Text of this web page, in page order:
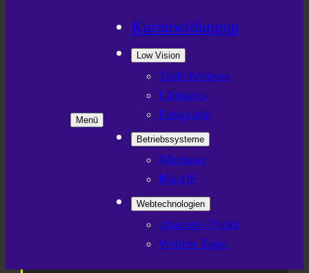
Menü
Kurzmeldungen
Low Vision
Tech-Reviews
Lifehacks
Fotografie
Betriebssysteme
Windows
MacOS
Webtechnologien
.htaccess-Tricks
Weitere Tipps